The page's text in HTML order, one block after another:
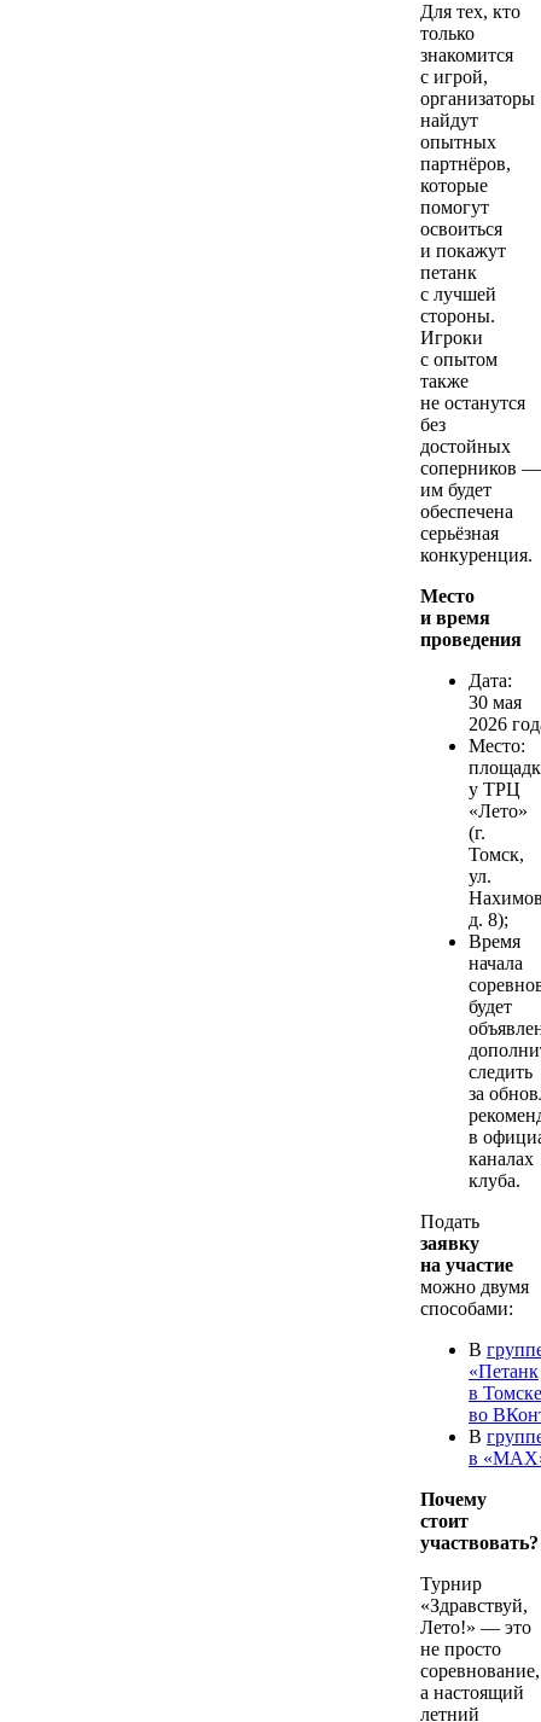
Для тех, кто
только
знакомится
с игрой,
организаторы
найдут
опытных
партнёров,
которые
помогут
освоиться
и покажут
петанк
с лучшей
стороны.
Игроки
с опытом
также
не останутся
без
достойных
соперников —
им будет
обеспечена
серьёзная
конкуренция.
Место
и время
проведения
Дата:
30 мая
2026
Место:
у ТРЦ
«Лето»
(г.
Томск,
ул.
д. 8);
Время
начала
будет
следить
за
в
каналах
клуба.
Подать
заявку
на участие
можно двумя
способами:
В
«Петанк
в
во
В
в
Почему
стоит
участвовать?
Турнир
«Здравствуй,
Лето!» — это
не просто
соревнование,
а настоящий
летний